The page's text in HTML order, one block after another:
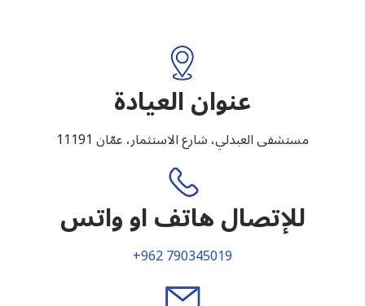
عنوان العيادة
مستشفى العبدلي، شارع الاستثمار، عمّان 11191
للإتصال هاتف او واتس
+962 790345019